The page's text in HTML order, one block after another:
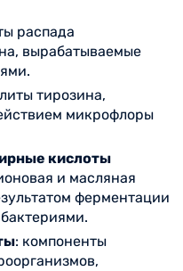
распада
вырабатываемые
тирозина,
микрофлоры
кислоты
и масляная
ферментации
: компоненты